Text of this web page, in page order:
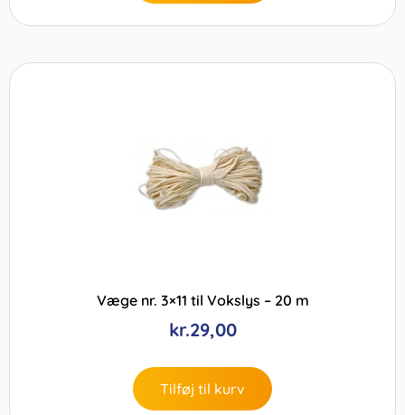
Væge nr. 3×11 til Vokslys – 20 m
kr.29,00
Tilføj til kurv